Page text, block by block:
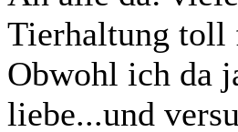
Tierhaltung toll
Obwohl ich da
liebe...und